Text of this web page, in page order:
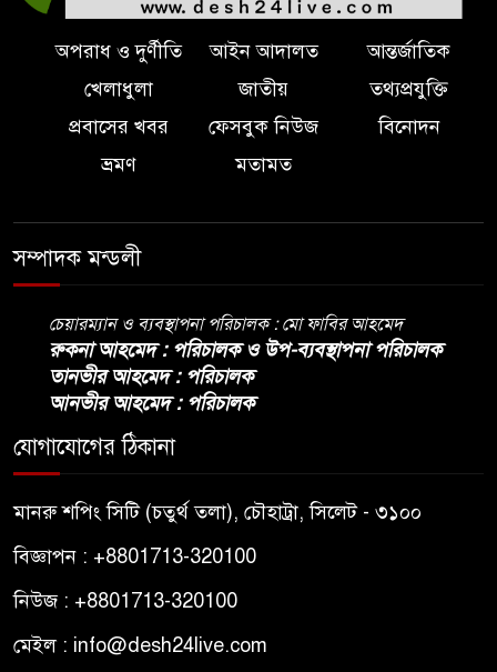
অপরাধ ও দুর্ণীতি আইন আদালত
আন্তর্জাতিক
খেলাধুলা
জাতীয়
তথ্যপ্রযুক্তি
প্রবাসের খবর
ফেসবুক নিউজ
বিনোদন
ভ্রমণ
মতামত
সম্পাদক মন্ডলী
চেয়ারম্যান ও ব্যবস্থাপনা পরিচালক : মো ফাবির আহমেদ
রুকনা আহমেদ : পরিচালক ও উপ-ব্যবস্থাপনা পরিচালক
তানভীর আহমেদ : পরিচালক
আনভীর আহমেদ : পরিচালক
যোগাযোগের ঠিকানা
মানরু শপিং সিটি (চতুর্থ তলা), চৌহাট্রা, সিলেট - ৩১০০
বিজ্ঞাপন : +8801713-320100
নিউজ : +8801713-320100
মেইল : info@desh24live.com